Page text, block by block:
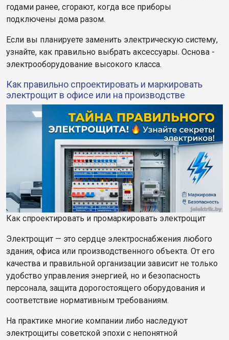
годами ранее, сгорают, когда все приборы
подключены дома разом.
Если вы планируете заменить электрическую систему,
узнайте, как правильно выбрать аксессуары. Основа -
электрооборудование высокого класса.
Как правильно спроектировать и маркировать
электрощит в офисе или на производстве
Как спроектировать и промаркировать электрощит
Электрощит — это сердце электроснабжения любого
здания, офиса или производственного объекта. От его
качества и правильной организации зависит не только
удобство управления энергией, но и безопасность
персонала, защита дорогостоящего оборудования и
соответствие нормативным требованиям.
На практике многие компании либо наследуют
электрощиты советской эпохи с непонятной